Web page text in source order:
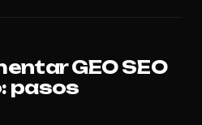
GEO SEO
pasos